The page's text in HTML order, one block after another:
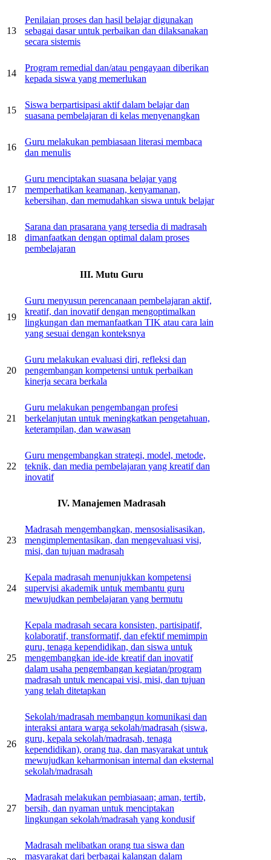
13
Penilaian proses dan hasil belajar digunakan
sebagai dasar untuk perbaikan dan dilaksanakan
secara sistemis
14
Program remedial dan/atau pengayaan diberikan
kepada siswa yang memerlukan
15
Siswa berpartisipasi aktif dalam belajar dan
suasana pembelajaran di kelas menyenangkan
16
Guru melakukan pembiasaan literasi membaca
dan menulis
17
Guru menciptakan suasana belajar yang
memperhatikan keamanan, kenyamanan,
kebersihan, dan memudahkan siswa untuk belajar
18
Sarana dan prasarana yang tersedia di madrasah
dimanfaatkan dengan optimal dalam proses
pembelajaran
III. Mutu Guru
19
Guru menyusun perencanaan pembelajaran aktif,
kreatif, dan inovatif dengan mengoptimalkan
lingkungan dan memanfaatkan TIK atau cara lain
yang sesuai dengan konteksnya
20
Guru melakukan evaluasi diri, refleksi dan
pengembangan kompetensi untuk perbaikan
kinerja secara berkala
21
Guru melakukan pengembangan profesi
berkelanjutan untuk meningkatkan pengetahuan,
keterampilan, dan wawasan
22
Guru mengembangkan strategi, model, metode,
teknik, dan media pembelajaran yang kreatif dan
inovatif
IV. Manajemen Madrasah
23
Madrasah mengembangkan, mensosialisasikan,
mengimplementasikan, dan mengevaluasi visi,
misi, dan tujuan madrasah
24
Kepala madrasah menunjukkan kompetensi
supervisi akademik untuk membantu guru
mewujudkan pembelajaran yang bermutu
25
Kepala madrasah secara konsisten, partisipatif,
kolaboratif, transformatif, dan efektif memimpin
guru, tenaga kependidikan, dan siswa untuk
mengembangkan ide-ide kreatif dan inovatif
dalam usaha pengembangan kegiatan/program
madrasah untuk mencapai visi, misi, dan tujuan
yang telah ditetapkan
26
Sekolah/madrasah membangun komunikasi dan
interaksi antara warga sekolah/madrasah (siswa,
guru, kepala sekolah/madrasah, tenaga
kependidikan), orang tua, dan masyarakat untuk
mewujudkan keharmonisan internal dan eksternal
sekolah/madrasah
27
Madrasah melakukan pembiasaan; aman, tertib,
bersih, dan nyaman untuk menciptakan
lingkungan sekolah/madrasah yang kondusif
Madrasah melibatkan orang tua siswa dan
masyarakat dari berbagai kalangan dalam